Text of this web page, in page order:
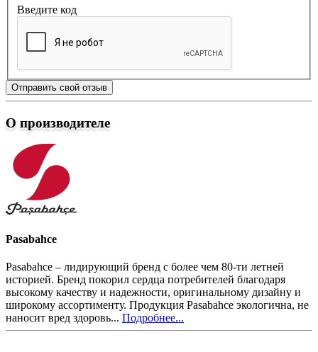
Введите код
Отправить свой отзыв
О производителе
Pasabahce
Pasabahce – лидирующий бренд с более чем 80-ти летней
историей. Бренд покорил сердца потребителей благодаря
высокому качеству и надежности, оригинальному дизайну и
широкому ассортименту. Продукция Pasabahce экологична, не
наносит вред здоровь... Подробнее...